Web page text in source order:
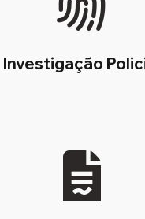
Investigação